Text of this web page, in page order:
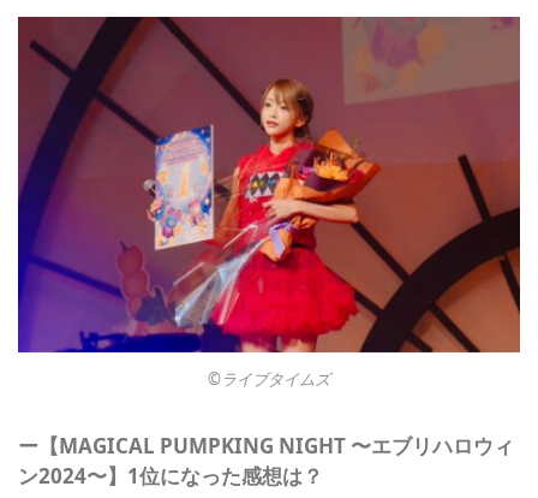
©︎ライブタイムズ
ー【MAGICAL PUMPKING NIGHT 〜エブリハロウィ
ン2024〜】1位になった感想は？